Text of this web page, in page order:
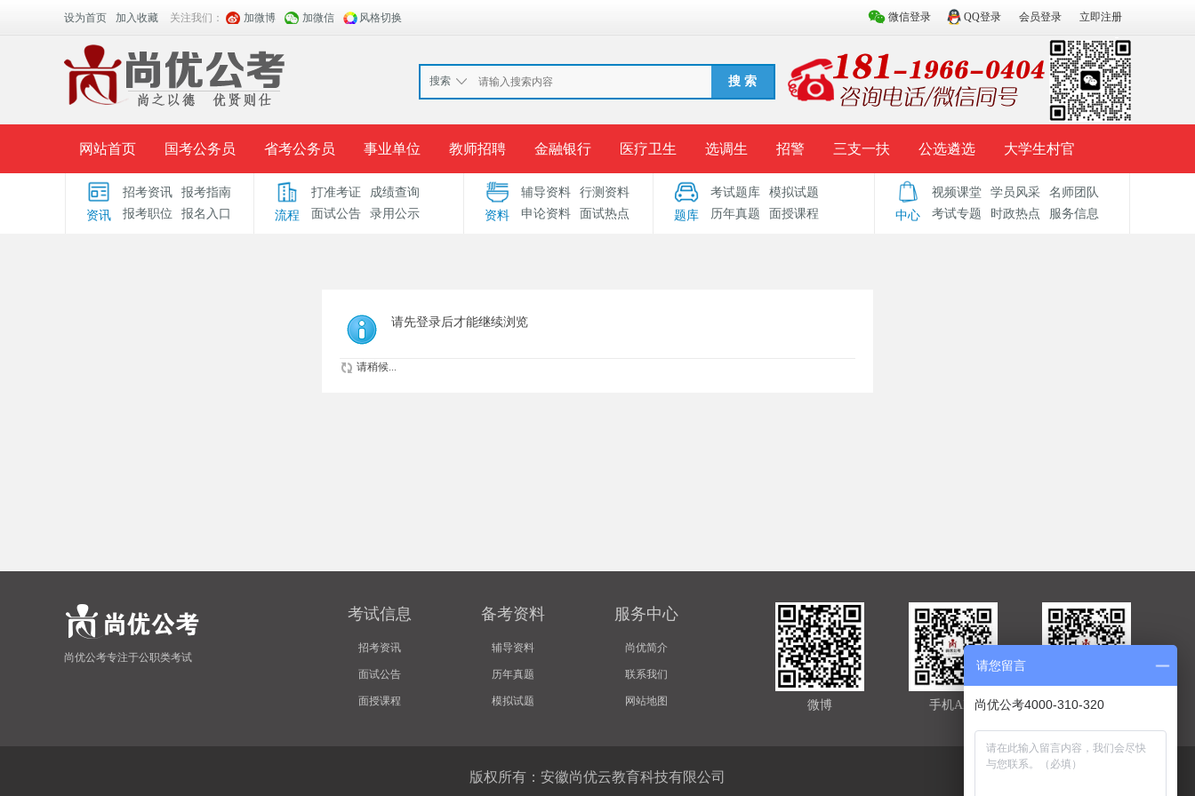
微信登录 QQ登录 会员登录 立即注册
设为首页 加入收藏 关注我们： 加微博 加微信 风格切换
搜索 搜 索
网站首页 国考公务员 省考公务员 事业单位 教师招聘 金融银行 医疗卫生 选调生 招警 三支一扶 公选遴选 大学生村官
面授课程 招考公告 面试公告 报考指导 准考证打印 成绩查询 录用公示 考试题库 辅导资料 历年真题 模拟试题
资讯
招考资讯
报考指南
报考职位
报名入口 流程
打准考证
成绩查询
面试公告
录用公示 资料
辅导资料
行测资料
申论资料
面试热点 题库
考试题库
模拟试题
历年真题
面授课程 中心
视频课堂 学员风采
名师团队
考试专题
时政热点 服务信息
请先登录后才能继续浏览
请稍候...
尚优公考专注于公职类考试
考试信息
招考资讯
面试公告
面授课程
备考资料
辅导资料
历年真题
模拟试题
服务中心
尚优简介
联系我们
网站地图 官方微信
手机APP
微博
版权所有：安徽尚优云教育科技有限公司
请您留言
尚优公考4000-310-320